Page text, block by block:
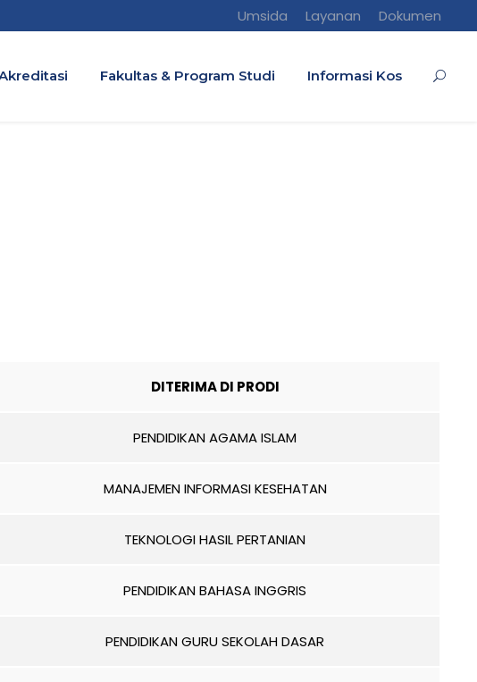
Umsida Layanan Dokumen
Fakultas & Program Studi Informasi Kos
DITERIMA DI PRODI
PENDIDIKAN AGAMA ISLAM
MANAJEMEN INFORMASI KESEHATAN
TEKNOLOGI HASIL PERTANIAN
PENDIDIKAN BAHASA INGGRIS
PENDIDIKAN GURU SEKOLAH DASAR